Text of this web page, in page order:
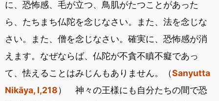
に、恐怖感、毛が立つ、鳥肌がたつことがあった
ら、たちまち仏陀を念じなさい。また、法を念じな
さい。また、僧を念じなさい。確実に、恐怖感が消
えます。なぜならば、仏陀が不貪不瞋不癡であっ
て、怯えることはみじんもありません。（Sanyutta
Nikāya, I,218） 神々の王様にも自分たちの間で恐